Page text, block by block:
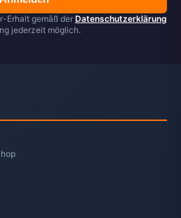
Erhalt gemäß der Datenschutzerklärung
jederzeit möglich.